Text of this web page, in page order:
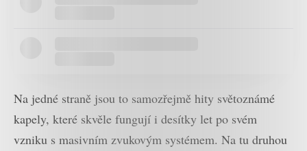
Na jedné straně jsou to samozřejmě hity světoznámé
kapely, které skvěle fungují i desítky let po svém
vzniku s masivním zvukovým systémem. Na tu druhou